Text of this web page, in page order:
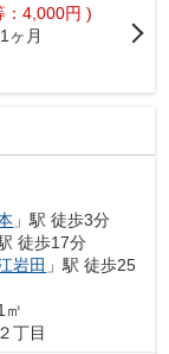
：4,000円 )
1ヶ月
」駅 徒歩3分
徒歩17分
岩田 」駅 徒歩25
㎡
２丁目